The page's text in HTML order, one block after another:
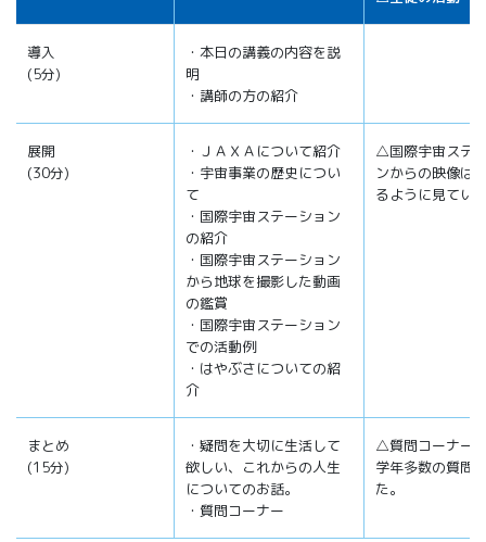
導入
(5分)
・本日の講義の内容を説
明
・講師の方の紹介
展開
(30分)
・ＪＡＸＡについて紹介
・宇宙事業の歴史につい
て
・国際宇宙ステーション
の紹介
・国際宇宙ステーション
から地球を撮影した動画
の鑑賞
・国際宇宙ステーション
での活動例
・はやぶさについての紹
介
△国際宇宙ステ
ンからの映像は
るように見てい
まとめ
(15分)
・疑問を大切に生活して
欲しい、これからの人生
についてのお話。
・質問コーナー
△質問コーナー
学年多数の質問
た。